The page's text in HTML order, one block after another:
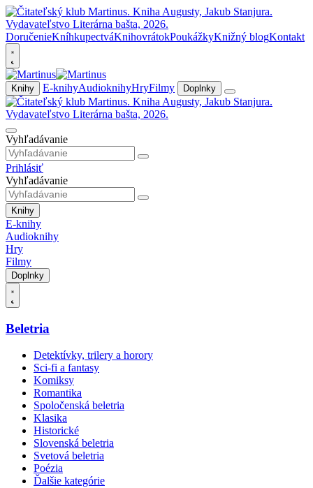
DoručenieKníhkupectváKnihovrátokPoukážkyKnižný blogKontakt
Knihy E-knihyAudioknihyHryFilmy Doplnky
Vyhľadávanie
Prihlásiť
Vyhľadávanie
Knihy
E-knihy
Audioknihy
Hry
Filmy
Doplnky
Beletria
Detektívky, trilery a horory
Sci-fi a fantasy
Komiksy
Romantika
Spoločenská beletria
Klasika
Historické
Slovenská beletria
Svetová beletria
Poézia
Ďalšie kategórie